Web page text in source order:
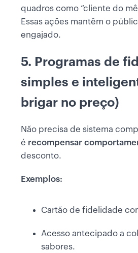
quadros como “cliente do
Essas ações mantêm o
engajado.
5. Programas de
simples e
brigar no preço)
Não precisa de sistema
é recompensar
desconto.
Exemplos:
Cartão de fidelidade
Acesso antecipado a
sabores.